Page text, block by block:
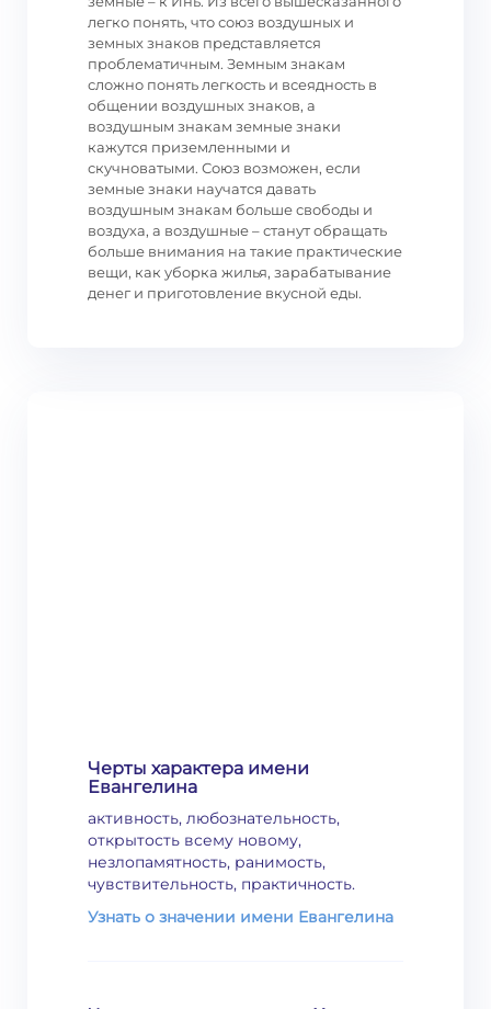
легко понять, что союз воздушных и
земных знаков представляется
проблематичным. Земным знакам
сложно понять легкость и всеядность в
общении воздушных знаков, а
воздушным знакам земные знаки
кажутся приземленными и
скучноватыми. Союз возможен, если
земные знаки научатся давать
воздушным знакам больше свободы и
воздуха, а воздушные – станут обращать
больше внимания на такие практические
вещи, как уборка жилья, зарабатывание
денег и приготовление вкусной еды.
Черты характера имени
Евангелина
активность, любознательность,
открытость всему новому,
незлопамятность, ранимость,
чувствительность, практичность.
Узнать о значении имени Евангелина